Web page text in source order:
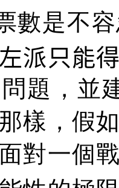
數是不
派只能
題，並
樣，假
對一個